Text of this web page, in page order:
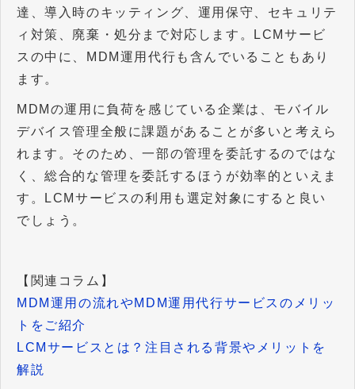
達、導入時のキッティング、運用保守、セキュリテ
ィ対策、廃棄・処分まで対応します。LCMサービ
スの中に、MDM運用代行も含んでいることもあり
ます。
MDMの運用に負荷を感じている企業は、モバイル
デバイス管理全般に課題があることが多いと考えら
れます。そのため、一部の管理を委託するのではな
く、総合的な管理を委託するほうが効率的といえま
す。LCMサービスの利用も選定対象にすると良い
でしょう。
【関連コラム】
MDM運用の流れやMDM運用代行サービスのメリッ
トをご紹介
LCMサービスとは？注目される背景やメリットを
解説